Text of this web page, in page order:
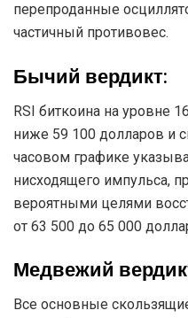
перепроданные
частичный противовес.
Бычий вердикт:
RSI биткоина на уровне
ниже 59 100 долларов и
часовом графике
нисходящего импульса,
вероятными целями
от 63 500 до 65 000
Медвежий
Все основные